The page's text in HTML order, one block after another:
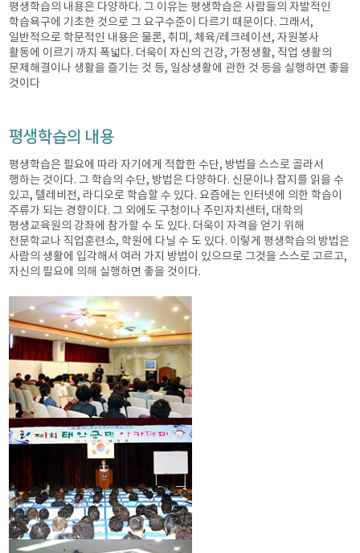
평생학습의 내용은 다양하다. 그 이유는 평생학습은 사람들의 자발적인
학습욕구에 기초한 것으로 그 요구수준이 다르기 때문이다. 그래서,
일반적으로 학문적인 내용은 물론, 취미, 체육/레크레이션, 자원봉사
활동에 이르기 까지 폭넓다. 더욱이 자신의 건강, 가정생활, 직업 생활의
문제해결이나 생활을 즐기는 것 등, 일상생활에 관한 것 등을 실행하면 좋을
것이다
평생학습의 내용
평생학습은 필요에 따라 자기에게 적합한 수단, 방법을 스스로 골라서
행하는 것이다. 그 학습의 수단, 방법은 다양하다. 신문이나 잡지를 읽을 수
있고, 텔레비전, 라디오로 학습할 수 있다. 요즘에는 인터넷에 의한 학습이
주류가 되는 경향이다. 그 외에도 구청이나 주민자치센터, 대학의
평생교육원의 강좌에 참가할 수 도 있다. 더욱이 자격을 얻기 위해
전문학교나 직업훈련소, 학원에 다닐 수 도 있다. 이렇게 평생학습의 방법은
사람의 생활에 입각해서 여러 가지 방법이 있으므로 그것을 스스로 고르고,
자신의 필요에 의해 실행하면 좋을 것이다.